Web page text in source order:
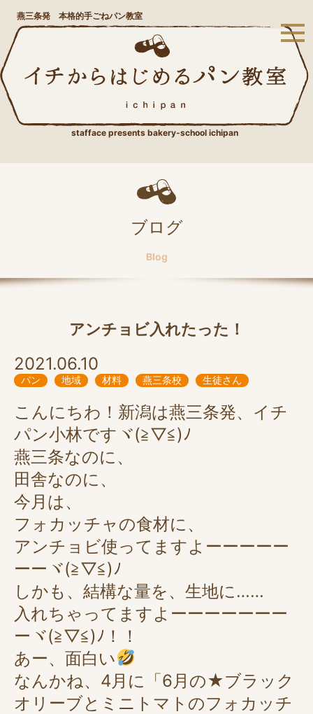
燕三条発 本格的手ごねパン教室
stafface presents bakery-school ichipan
ブログ
Blog
アンチョビ入れたった！
2021.06.10
パン 地域 材料 燕三条校 生徒さん
こんにちわ！新潟は燕三条発、イチ
パン小林ですヾ(≧▽≦)ﾉ
燕三条なのに、
田舎なのに、
今月は、
フォカッチャの食材に、
アンチョビ使ってますよーーーーー
ーーヾ(≧▽≦)ﾉ
しかも、結構な量を、生地に……
入れちゃってますよーーーーーーー
ーヾ(≧▽≦)ﾉ！！
あー、面白い
なんかね、4月に「6月の★ブラック
オリーブとミニトマトのフォカッチ